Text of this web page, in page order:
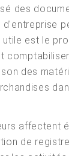
des
d'entreprise
est le
des
affectent
de